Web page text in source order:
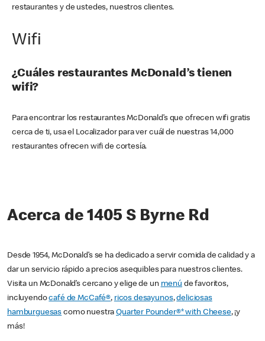
restaurantes y de ustedes, nuestros clientes.
Wifi
¿Cuáles restaurantes McDonald’s tienen
wifi?
Para encontrar los restaurantes McDonald’s que ofrecen wifi gratis
cerca de ti, usa el Localizador para ver cuál de nuestras 14,000
restaurantes ofrecen wifi de cortesía.
Acerca de 1405 S Byrne Rd
Desde 1954, McDonald’s se ha dedicado a servir comida de calidad y a
dar un servicio rápido a precios asequibles para nuestros clientes.
Visita un McDonald’s cercano y elige de un menú de favoritos,
incluyendocafé de McCafé®, ricos desayunos,deliciosas
hamburguesas como nuestraQuarter Pounder®* with Cheese, ¡y
más!